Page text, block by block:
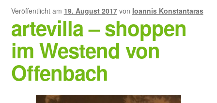
Über uns
Blog
Veröffentlicht am 19. August 2017 von Ioannis Konstantaras
artevilla – shoppen
im Westend von
Offenbach